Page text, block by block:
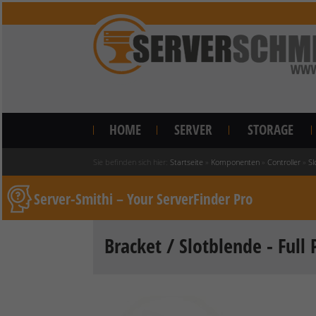
HOME SERVER STORAGE
Sie befinden sich hier: Startseite Komponenten Controller
Server-Smithi – Your ServerFinder Pro
Bracket / Slotblende - Full